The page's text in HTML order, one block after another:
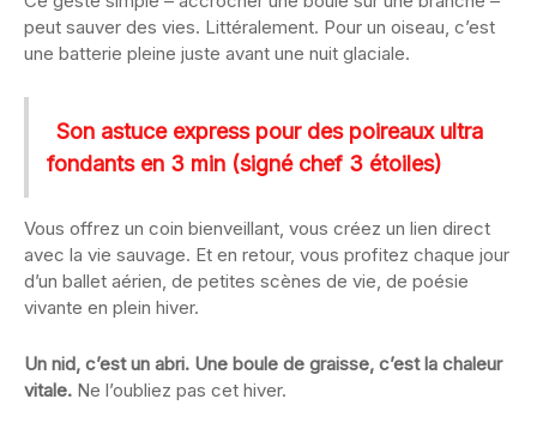
peut sauver des vies. Littéralement. Pour un oiseau, c’est
une batterie pleine juste avant une nuit glaciale.
Son astuce express pour des poireaux ultra
fondants en 3 min (signé chef 3 étoiles)
Vous offrez un coin bienveillant, vous créez un lien direct
avec la vie sauvage. Et en retour, vous profitez chaque jour
d’un ballet aérien, de petites scènes de vie, de poésie
vivante en plein hiver.
Un nid, c’est un abri. Une boule de graisse, c’est la chaleur
vitale. Ne l’oubliez pas cet hiver.